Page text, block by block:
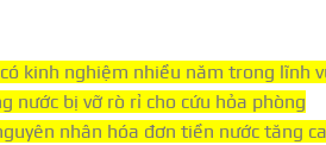
kinh nghiệm nhiều năm trong lĩnh
nước bị vỡ rò rỉ cho cứu hỏa phòng
nhân hóa đơn tiền nước tăng